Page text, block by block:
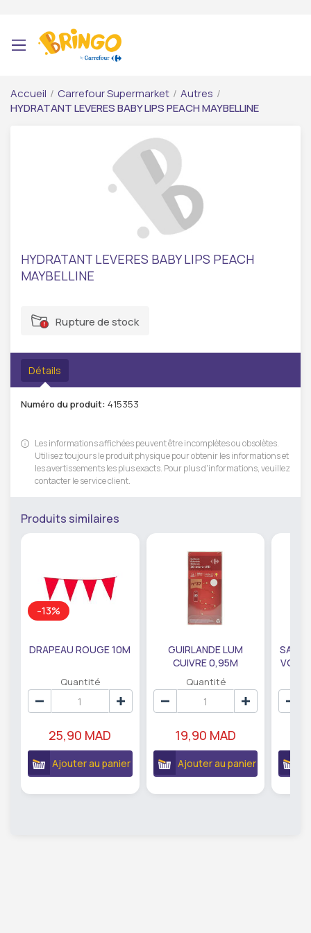
Accueil / Carrefour Supermarket / Autres /
HYDRATANT LEVERES BABY LIPS PEACH MAYBELLINE
HYDRATANT LEVERES BABY LIPS PEACH
MAYBELLINE
Rupture de stock
Détails
Numéro du produit: 415353
Les informations affichées peuvent être incomplètes ou obsolètes.
Utilisez toujours le produit physique pour obtenir les informations et
les avertissements les plus exacts. Pour plus d'informations, veuillez
contacter le service client.
Produits similaires
-13%
DRAPEAU ROUGE 10M
Quantité
25,90 MAD
Ajouter au panier
GUIRLANDE LUM
CUIVRE 0,95M
DE79207
Quantité
19,90 MAD
Ajouter au panier